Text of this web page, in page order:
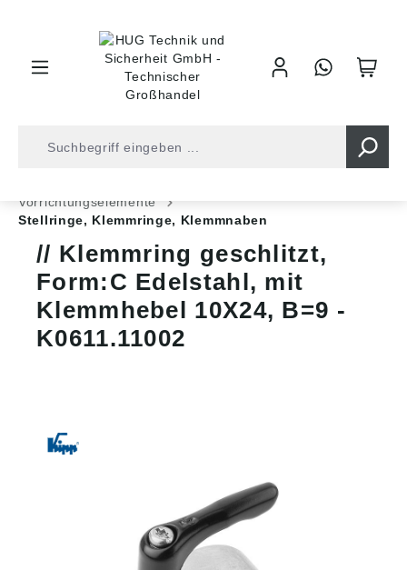
Vorrichtungselemente
Stellringe, Klemmringe, Klemmnaben
Klemmring geschlitzt,
Form:C Edelstahl, mit
Klemmhebel 10X24, B=9 -
K0611.11002